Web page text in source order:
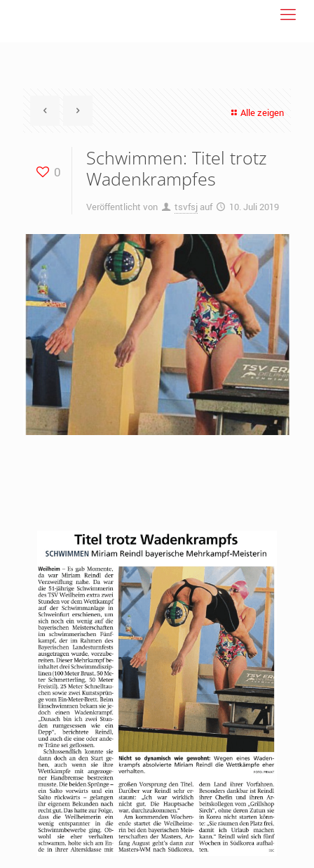
Alle zeigen
0
Schwimmen: Titel trotz
Wadenkrampfes
Veröffentlicht von tsvfsj auf 10. Juli 2019